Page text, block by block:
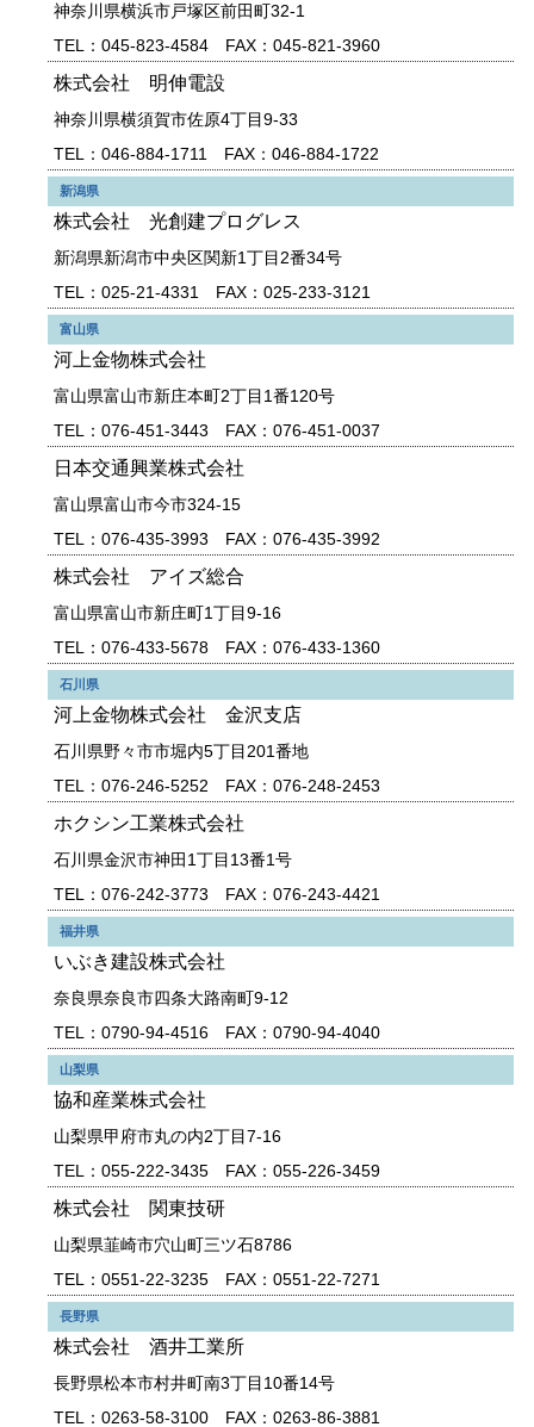
神奈川県横浜市戸塚区前田町32-1
TEL：045-823-4584 FAX：045-821-3960
株式会社 明伸電設
神奈川県横須賀市佐原4丁目9-33
TEL：046-884-1711 FAX：046-884-1722
新潟県
株式会社 光創建プログレス
新潟県新潟市中央区関新1丁目2番34号
TEL：025-21-4331 FAX：025-233-3121
富山県
河上金物株式会社
富山県富山市新庄本町2丁目1番120号
TEL：076-451-3443 FAX：076-451-0037
日本交通興業株式会社
富山県富山市今市324-15
TEL：076-435-3993 FAX：076-435-3992
株式会社 アイズ総合
富山県富山市新庄町1丁目9-16
TEL：076-433-5678 FAX：076-433-1360
石川県
河上金物株式会社 金沢支店
石川県野々市市堀内5丁目201番地
TEL：076-246-5252 FAX：076-248-2453
ホクシン工業株式会社
石川県金沢市神田1丁目13番1号
TEL：076-242-3773 FAX：076-243-4421
福井県
いぶき建設株式会社
奈良県奈良市四条大路南町9-12
TEL：0790-94-4516 FAX：0790-94-4040
山梨県
協和産業株式会社
山梨県甲府市丸の内2丁目7-16
TEL：055-222-3435 FAX：055-226-3459
株式会社 関東技研
山梨県韮崎市穴山町三ツ石8786
TEL：0551-22-3235 FAX：0551-22-7271
長野県
株式会社 酒井工業所
長野県松本市村井町南3丁目10番14号
TEL：0263-58-3100 FAX：0263-86-3881